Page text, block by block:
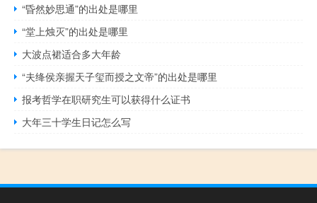
“昏然妙思通”的出处是哪里
“堂上烛灭”的出处是哪里
大波点裙适合多大年龄
“夫绛侯亲握天子玺而授之文帝”的出处是哪里
报考哲学在职研究生可以获得什么证书
大年三十学生日记怎么写